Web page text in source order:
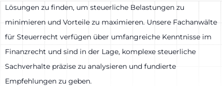
Lösungen zu finden, um steuerliche Belastungen zu
minimieren und Vorteile zu maximieren. Unsere Fachanwälte
für Steuerrecht verfügen über umfangreiche Kenntnisse im
Finanzrecht und sind in der Lage, komplexe steuerliche
Sachverhalte präzise zu analysieren und fundierte
Empfehlungen zu geben.